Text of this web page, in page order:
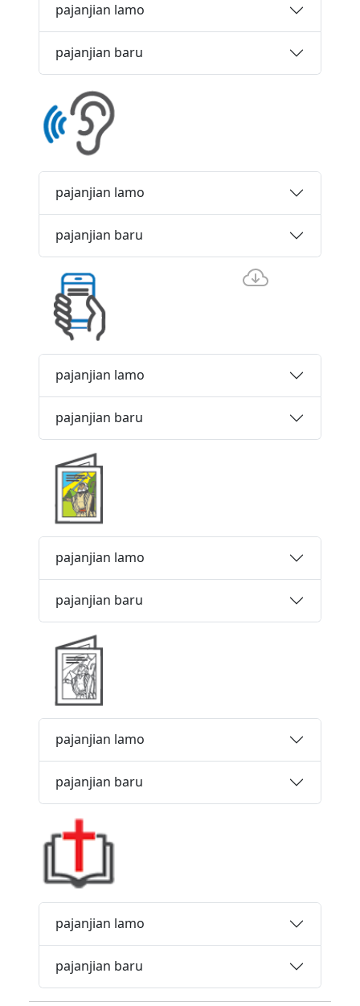
pajanjian lamo
pajanjian baru
pajanjian lamo
pajanjian baru
pajanjian lamo
pajanjian baru
pajanjian lamo
pajanjian baru
pajanjian lamo
pajanjian baru
pajanjian lamo
pajanjian baru